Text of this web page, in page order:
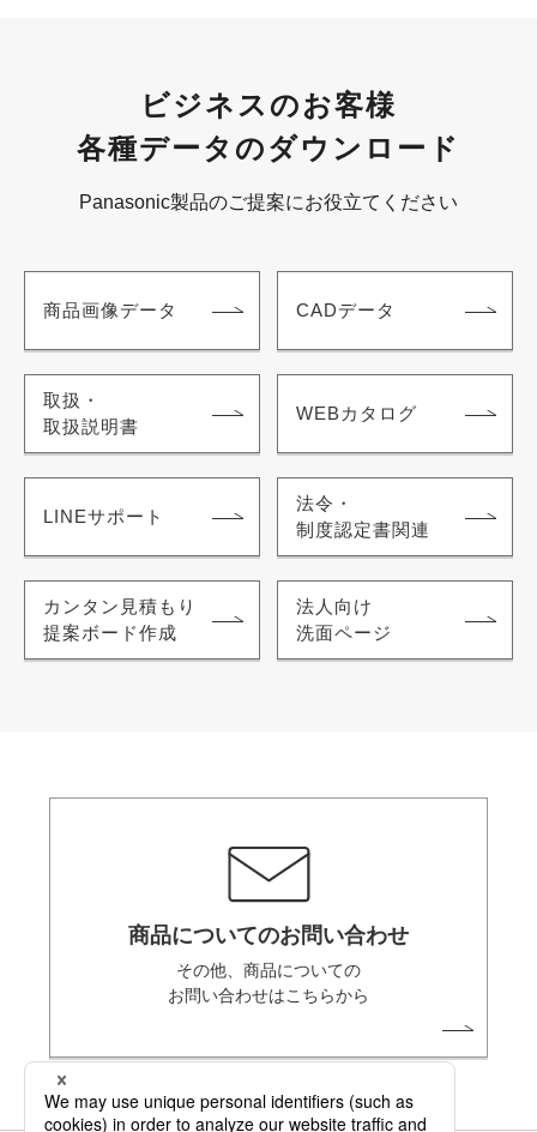
ビジネスのお客様
各種データのダウンロード
Panasonic製品のご提案にお役立てください
商品画像データ CADデータ
取扱・
取扱説明書
WEBカタログ
LINEサポート
法令・
制度認定書関連
カンタン見積もり
提案ボード作成
法人向け
洗面ページ
商品についてのお問い合わせ
その他、商品についての
お問い合わせはこちらから